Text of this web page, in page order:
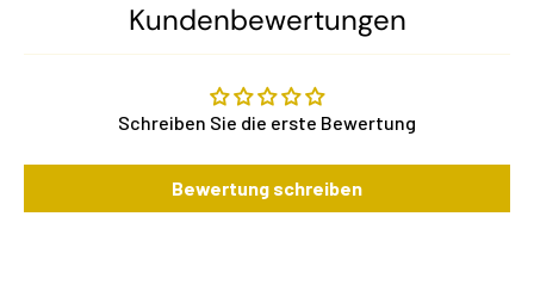
Kundenbewertungen
Schreiben Sie die erste Bewertung
Bewertung schreiben